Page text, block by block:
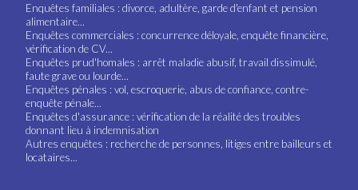
Enquêtes familiales : divorce, adultère, garde d'enfant et pension
alimentaire...
Enquêtes commerciales : concurrence déloyale, enquête financière,
vérification de CV...
Enquêtes prud'homales : arrêt maladie abusif, travail dissimulé,
faute grave ou lourde...
Enquêtes pénales : vol, escroquerie, abus de confiance, contre-
enquête pénale...
Enquêtes d'assurance : vérification de la réalité des troubles
donnant lieu à indemnisation
Autres enquêtes : recherche de personnes, litiges entre bailleurs et
locataires...